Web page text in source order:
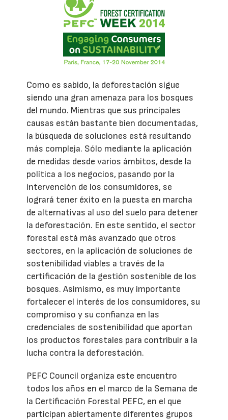
Como es sabido, la deforestación sigue
siendo una gran amenaza para los bosques
del mundo. Mientras que sus principales
causas están bastante bien documentadas,
la búsqueda de soluciones está resultando
más compleja. Sólo mediante la aplicación
de medidas desde varios ámbitos, desde la
política a los negocios, pasando por la
intervención de los consumidores, se
logrará tener éxito en la puesta en marcha
de alternativas al uso del suelo para detener
la deforestación. En este sentido, el sector
forestal está más avanzado que otros
sectores, en la aplicación de soluciones de
sostenibilidad viables a través de la
certificación de la gestión sostenible de los
bosques. Asimismo, es muy importante
fortalecer el interés de los consumidores, su
compromiso y su confianza en las
credenciales de sostenibilidad que aportan
los productos forestales para contribuir a la
lucha contra la deforestación.
PEFC Council organiza este encuentro
todos los años en el marco de la Semana de
la Certificación Forestal PEFC, en el que
participan abiertamente diferentes grupos